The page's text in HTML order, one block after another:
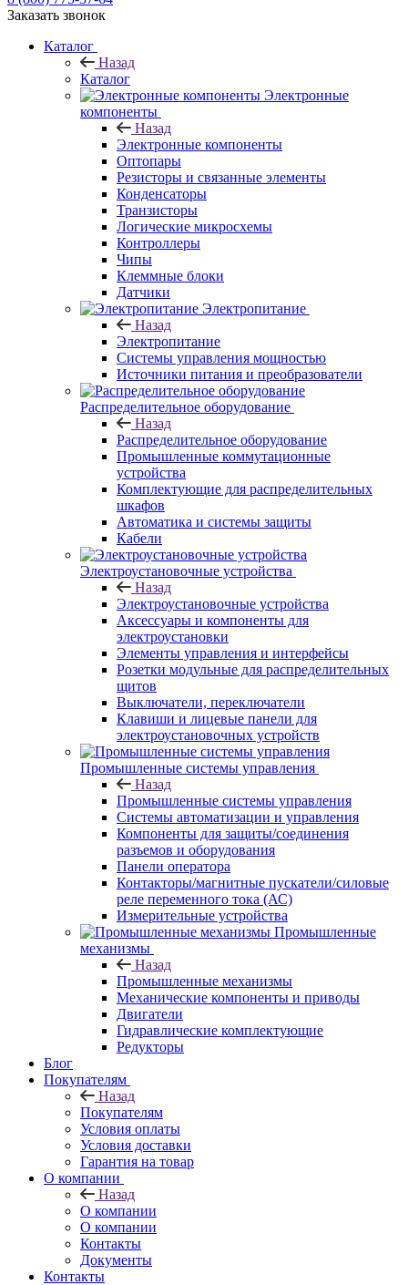
Заказать звонок
Каталог
Назад
Каталог
Электронные
компоненты
Назад
Электронные компоненты
Оптопары
Резисторы и связанные элементы
Конденсаторы
Транзисторы
Логические микросхемы
Контроллеры
Чипы
Клеммные блоки
Датчики
Электропитание
Назад
Электропитание
Системы управления мощностью
Источники питания и преобразователи
Распределительное оборудование
Назад
Распределительное оборудование
Промышленные коммутационные
устройства
Комплектующие для распределительных
шкафов
Автоматика и системы защиты
Кабели
Электроустановочные устройства
Назад
Электроустановочные устройства
Аксессуары и компоненты для
электроустановки
Элементы управления и интерфейсы
Розетки модульные для распределительных
щитов
Выключатели, переключатели
Клавиши и лицевые панели для
электроустановочных устройств
Промышленные системы управления
Назад
Промышленные системы управления
Системы автоматизации и управления
Компоненты для защиты/соединения
разъемов и оборудования
Панели оператора
Контакторы/магнитные пускатели/силовые
реле переменного тока (АС)
Измерительные устройства
Промышленные
механизмы
Назад
Промышленные механизмы
Механические компоненты и приводы
Двигатели
Гидравлические комплектующие
Редукторы
Блог
Покупателям
Назад
Покупателям
Условия оплаты
Условия доставки
Гарантия на товар
О компании
Назад
О компании
О компании
Контакты
Документы
Контакты